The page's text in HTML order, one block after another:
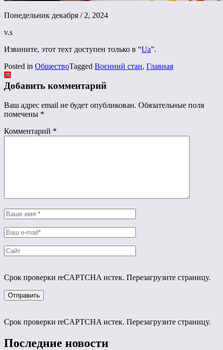
Понедельник декабря / 2, 2024
v.s
Извините, этот техт доступен только в “Ua”.
Posted in ОбществоTagged Воєнний стан, Главная
Добавить комментарий
Ваш адрес email не будет опубликован. Обязательные поля
помечены *
Комментарий *
Срок проверки reCAPTCHA истек. Перезагрузите страницу.
Срок проверки reCAPTCHA истек. Перезагрузите страницу.
Последние новости